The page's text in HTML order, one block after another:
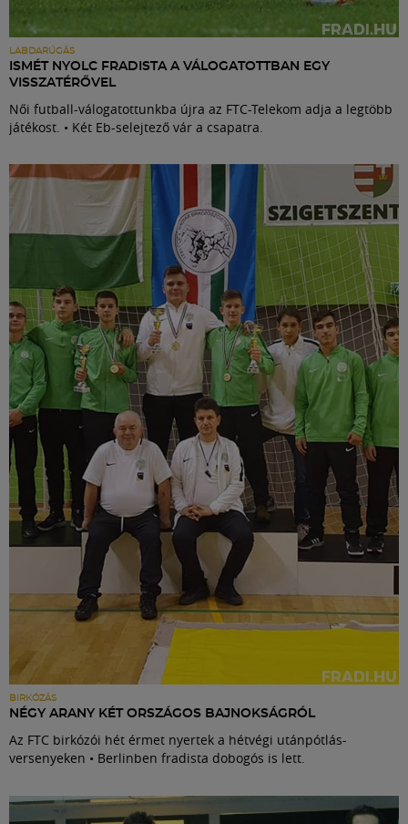
LABDARÚGÁS
ISMÉT NYOLC FRADISTA A VÁLOGATOTTBAN EGY
VISSZATÉRŐVEL
Női futball-válogatottunkba újra az FTC-Telekom adja a legtöbb
játékost. • Két Eb-selejtező vár a csapatra.
BIRKÓZÁS
NÉGY ARANY KÉT ORSZÁGOS BAJNOKSÁGRÓL
Az FTC birkózói hét érmet nyertek a hétvégi utánpótlás-
versenyeken • Berlinben fradista dobogós is lett.